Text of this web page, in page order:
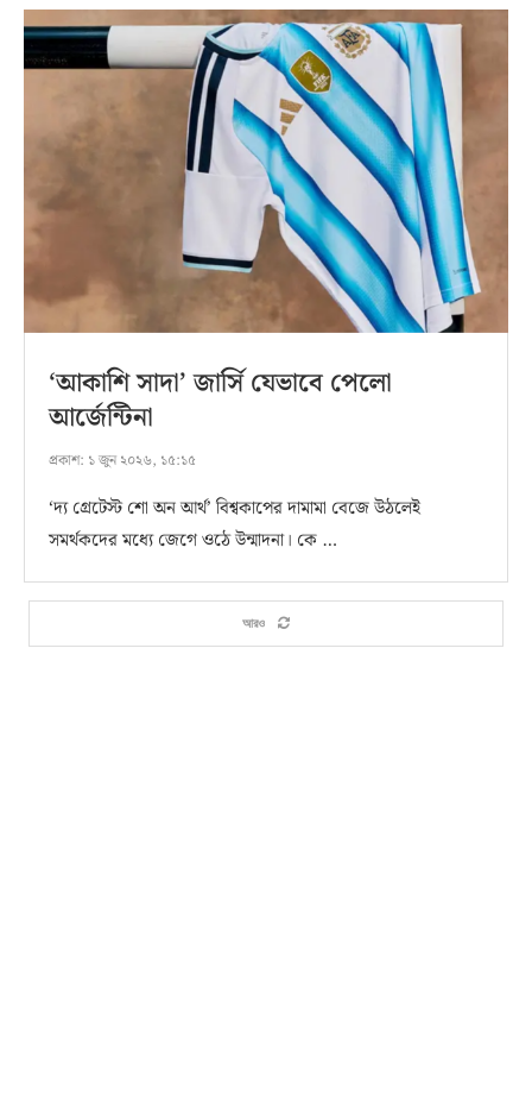
‘আকাশি সাদা’ জার্সি যেভাবে পেলো
আর্জেন্টিনা
প্রকাশ: ১ জুন ২০২৬, ১৫:১৫
‘দ্য গ্রেটেস্ট শো অন আর্থ’ বিশ্বকাপের দামামা বেজে উঠলেই
সমর্থকদের মধ্যে জেগে ওঠে উন্মাদনা। কে …
আরও